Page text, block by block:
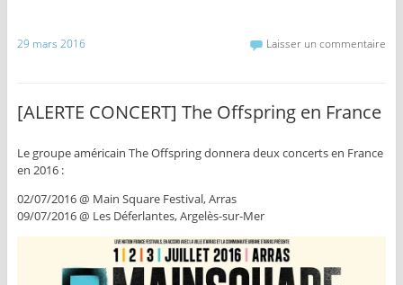
29 mars 2016 Laisser un commentaire
[ALERTE CONCERT] The Offspring en France
Le groupe américain The Offspring donnera deux concerts en France
en 2016 :
02/07/2016 @ Main Square Festival, Arras
09/07/2016 @ Les Déferlantes, Argelès-sur-Mer